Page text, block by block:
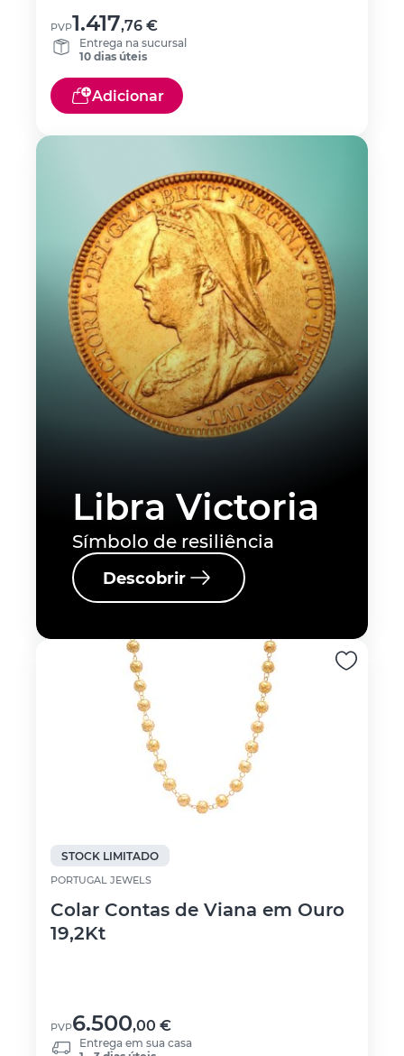
PVP1.417,76€
Entrega na sucursal
10 dias úteis
Adicionar
Libra Victoria
Símbolo de resiliência
Descobrir
STOCK LIMITADO
PORTUGAL JEWELS
Colar Contas de Viana em Ouro
19,2Kt
PVP6.500,00 €
Entrega em sua casa